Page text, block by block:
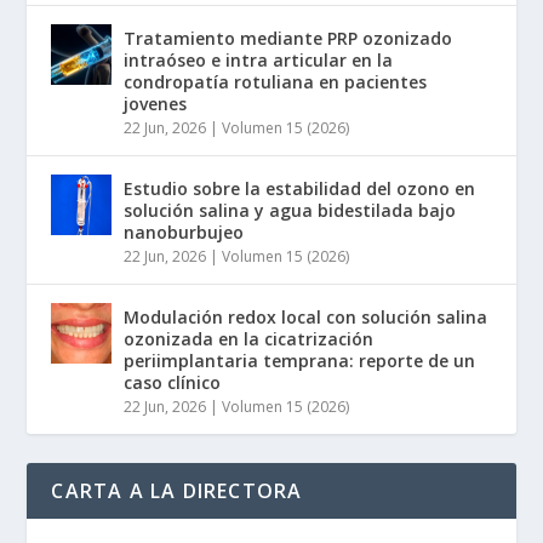
Tratamiento mediante PRP ozonizado
intraóseo e intra articular en la
condropatía rotuliana en pacientes
jovenes
22 Jun, 2026 |Volumen 15 (2026)
Estudio sobre la estabilidad del ozono en
solución salina y agua bidestilada bajo
nanoburbujeo
22 Jun, 2026 |Volumen 15 (2026)
Modulación redox local con solución salina
ozonizada en la cicatrización
periimplantaria temprana: reporte de un
caso clínico
22 Jun, 2026 |Volumen 15 (2026)
CARTA A LA DIRECTORA